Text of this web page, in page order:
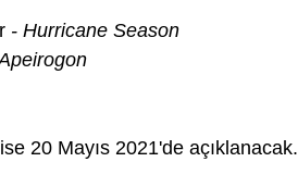
- Hurricane Season
20 Mayıs 2021'de açıklanacak.